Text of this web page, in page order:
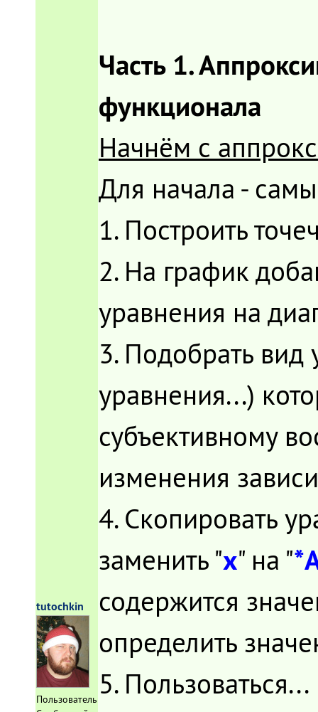
tutochkin
Пользователь
Часть 1.
функционала
Начнём с
Для начала -
1. Построить
2. На график
уравнения на
3. Подобрать вид
уравнения...)
субъективному
изменения
4. Скопировать
заменить "х" на "
содержится
определить
5. Пользоваться...